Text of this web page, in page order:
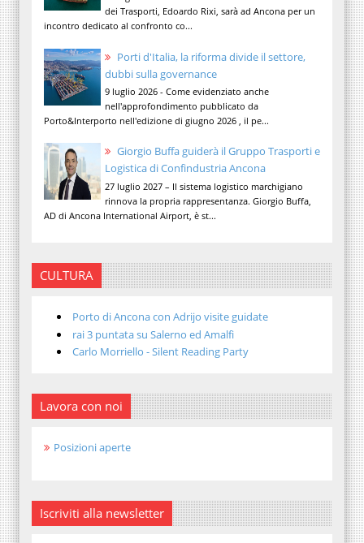
dei Trasporti, Edoardo Rixi, sarà ad Ancona per un
incontro dedicato al confronto co...
Porti d'Italia, la riforma divide il settore,
dubbi sulla governance
9 luglio 2026 - Come evidenziato anche
nell'approfondimento pubblicato da
Porto&Interporto nell'edizione di giugno 2026 , il pe...
Giorgio Buffa guiderà il Gruppo Trasporti e
Logistica di Confindustria Ancona
27 luglio 2027 – Il sistema logistico marchigiano
rinnova la propria rappresentanza. Giorgio Buffa,
AD di Ancona International Airport, è st...
CULTURA
Porto di Ancona con Adrijo visite guidate
rai 3 puntata su Salerno ed Amalfi
Carlo Morriello - Silent Reading Party
Lavora con noi
Posizioni aperte
Iscriviti alla newsletter